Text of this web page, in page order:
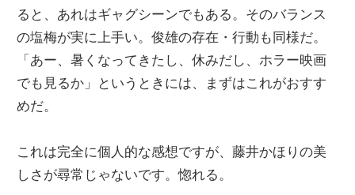
ると、あれはギャグシーンでもある。そのバランス
の塩梅が実に上手い。俊雄の存在・行動も同様だ。
「あー、暑くなってきたし、休みだし、ホラー映画
でも見るか」というときには、まずはこれがおすす
めだ。
これは完全に個人的な感想ですが、藤井かほりの美
しさが尋常じゃないです。惚れる。